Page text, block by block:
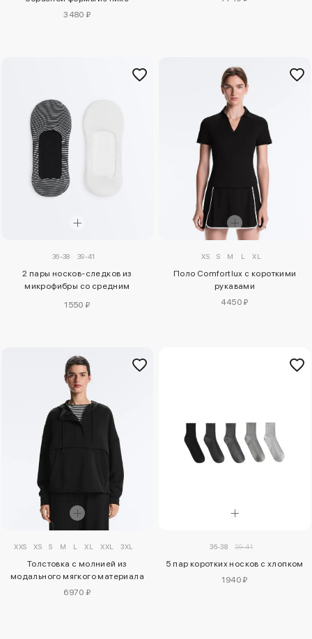
3480 ₽
36-38 39-41
2 пары носков-следков из
микрофибры со средним
1550 ₽
XS S M L XL
Поло Comfortlux с короткими
рукавами
4450 ₽
XXS XS S M L XL XXL 3XL
Толстовка с молнией из
модального мягкого материала
6970 ₽
36-38 39-41
5 пар коротких носков с хлопком
1940 ₽